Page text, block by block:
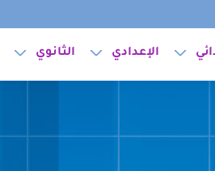
الإعدادي الثانوي